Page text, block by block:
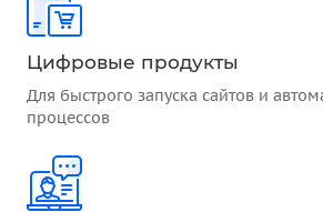
Цифровые продукты
Для быстрого запуска сайтов и
процессов